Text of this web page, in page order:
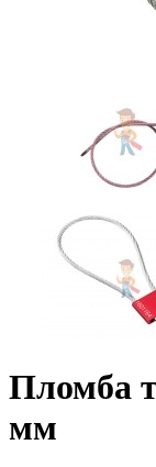
Пломба
мм